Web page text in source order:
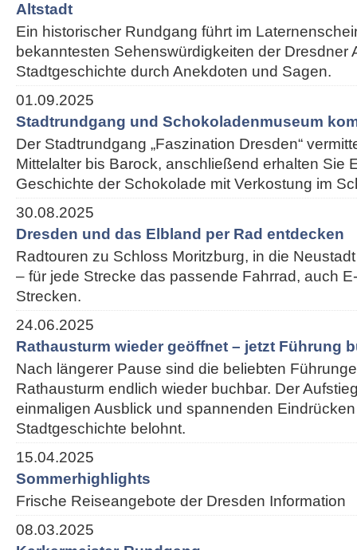
Altstadt
Ein historischer Rundgang führt im
bekanntesten Sehenswürdigkeiten der Dresdner
Stadtgeschichte durch Anekdoten und Sagen.
01.09.2025
Stadtrundgang und Schokoladenmuseum
Der Stadtrundgang „Faszination Dresden“
Mittelalter bis Barock, anschließend erhalten Sie
Geschichte der Schokolade mit Verkostung im
30.08.2025
Dresden und das Elbland per Rad entdecken
Radtouren zu Schloss Moritzburg, in die
– für jede Strecke das passende Fahrrad, auch
Strecken.
24.06.2025
Rathausturm wieder geöffnet – jetzt Führung
Nach längerer Pause sind die beliebten
Rathausturm endlich wieder buchbar. Der
einmaligen Ausblick und spannenden
Stadtgeschichte belohnt.
15.04.2025
Sommerhighlights
Frische Reiseangebote der Dresden Information
08.03.2025